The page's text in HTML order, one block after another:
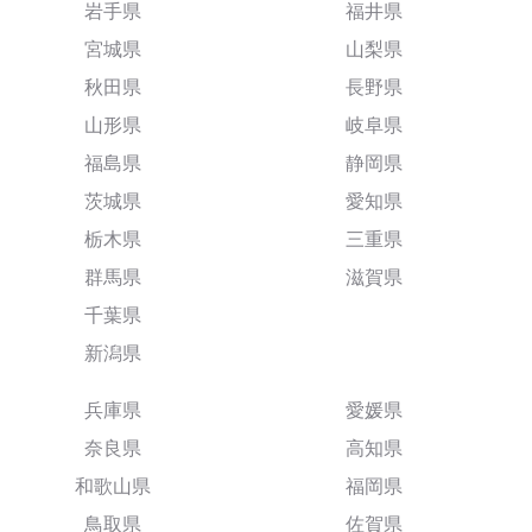
岩手県
宮城県
秋田県
山形県
福島県
茨城県
栃木県
群馬県
千葉県
新潟県
福井県
山梨県
長野県
岐阜県
静岡県
愛知県
三重県
滋賀県
兵庫県
奈良県
和歌山県
鳥取県
愛媛県
高知県
福岡県
佐賀県